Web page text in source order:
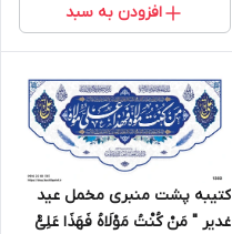
افزودن به سبد
کتیبه پشت منبری مخمل عید
غدیر " مَنْ کُنْتُ مَوْلَاهُ فَهَذَا عَلِیٌّ